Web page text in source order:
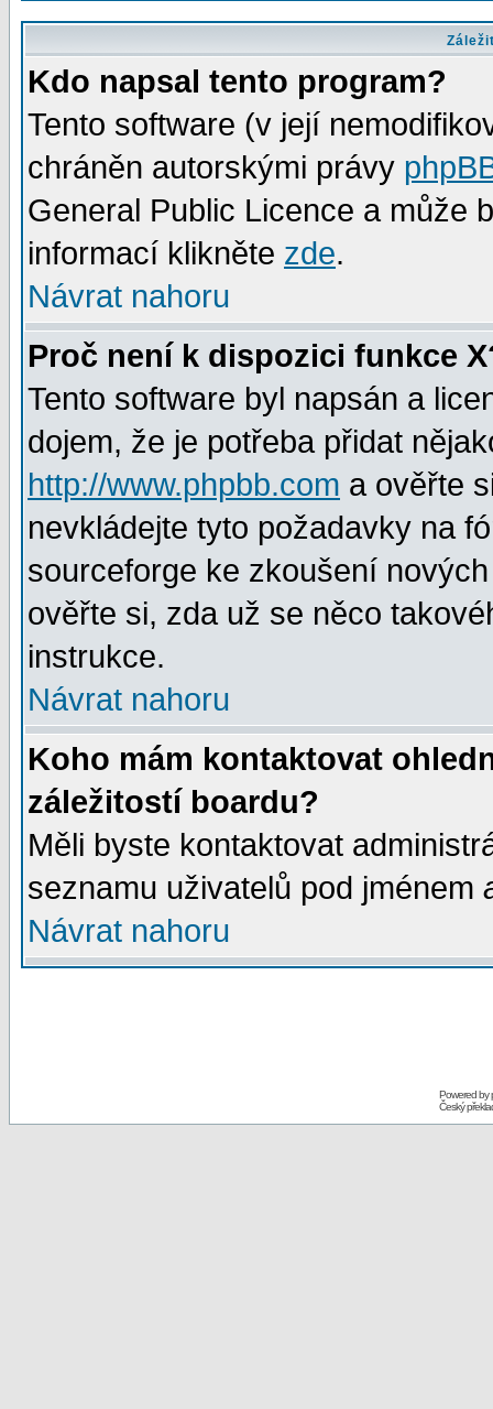
Kdo napsal tento program?
Tento software (v její
chráněn autorskými právy
General Public Licence a může
informací klikněte zde.
Návrat nahoru
Proč není k dispozici funkce
Tento software byl napsán a
dojem, že je potřeba přidat
http://www.phpbb.com a ověřte
nevkládejte tyto požadavky na
sourceforge ke zkoušení
ověřte si, zda už se něco
instrukce.
Návrat nahoru
Koho mám kontaktovat
záležitostí boardu?
Měli byste kontaktovat
seznamu uživatelů pod jménem
Návrat nahoru
Powered by
Český